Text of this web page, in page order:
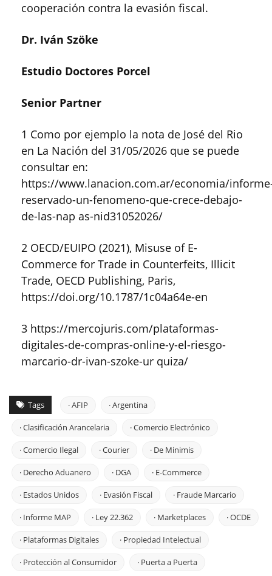
cooperación contra la evasión fiscal.
Dr. Iván Szöke
Estudio Doctores Porcel
Senior Partner
1 Como por ejemplo la nota de José del Rio
en La Nación del 31/05/2026 que se puede
consultar en:
https://www.lanacion.com.ar/economia/
reservado-un-fenomeno-que-crece-debajo-
de-las-nap as-nid31052026/
2 OECD/EUIPO (2021), Misuse of E-
Commerce for Trade in Counterfeits, Illicit
Trade, OECD Publishing, Paris,
https://doi.org/10.1787/1c04a64e-en
3 https://mercojuris.com/plataformas-
digitales-de-compras-online-y-el-riesgo-
marcario-dr-ivan-szoke-ur quiza/
Tags · AFIP · Argentina
· Clasificación Arancelaria · Comercio Electrónico
· Comercio Ilegal · Courier · De Minimis
· Derecho Aduanero · DGA · E-Commerce
· Estados Unidos · Evasión Fiscal · Fraude Marcario
· Informe MAP · Ley 22.362 · Marketplaces · OCDE
· Plataformas Digitales · Propiedad Intelectual
· Protección al Consumidor · Puerta a Puerta